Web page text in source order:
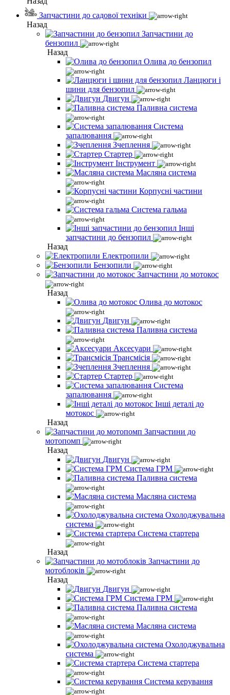
Запчастини до садової техніки
Назад
Запчастини до
бензопил
Назад
Олива до бензопил
Ланцюги і
шини для бензопил
Двигун
Паливна система
Система
запалювання
Зчеплення
Стартер
Інструмент
Масляна система
Корпусні частини
Система гальма
Інші
запчастини до бензопил
Назад
Електропили
Бензопили
Запчастини до мотокос
Назад
Олива до мотокос
Двигун
Паливна система
Аксесуари
Трансмісія
Зчеплення
Стартер
Система
запалювання
Інші деталі до
мотокос
Назад
Запчастини до
мотопомп
Назад
Двигун
Система ГРМ
Паливна система
Масляна система
Охолоджувальна
система
Система стартера
Назад
Запчастини до
мотоблоків
Назад
Двигун
Система ГРМ
Паливна система
Масляна система
Охолоджувальна
система
Система стартера
Система керування